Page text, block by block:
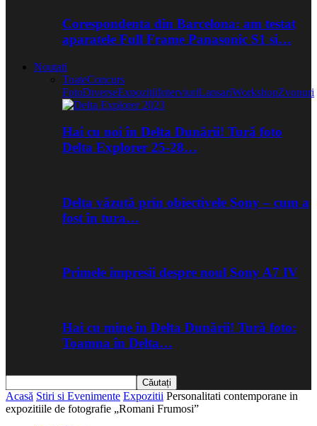
Corespondenta din Barcelona: am testat
aparatele Full Frame Panasonic S1 si…
Noutati
ToateConcurs
FotoDiverseExpozitiiInterviuriLansariWorkshopZvonuri
Hai cu noi în Delta Dunării! Tură foto
Delta Explorer 25-28…
Delta văzută prin obiectivele Sony – cum a
fost în tura…
Primele impresii despre noul Sony A7 IV
Hai cu mine în Delta Dunării! Tură foto:
Toamna în Delta…
Acasă Stiri si Evenimente Expozitii Personalitati contemporane in
expozitiile de fotografie „Romani Frumosi”